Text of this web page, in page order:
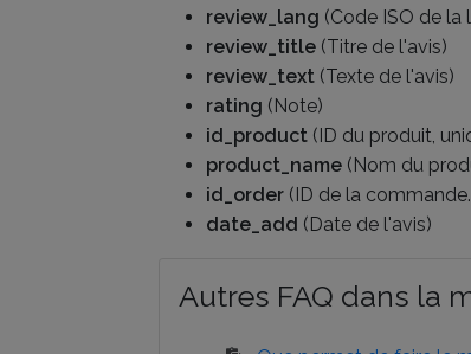
review_lang (Code ISO de la
review_title (Titre de l'avis)
review_text (Texte de l'avis)
rating (Note)
id_product (ID du produit,
product_name (Nom du
id_order (ID de la
date_add (Date de l'avis)
Autres FAQ dans la